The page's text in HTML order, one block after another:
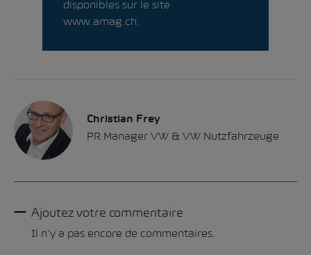
disponibles sur le site
www.amag.ch
Christian Frey
PR Manager VW & VW Nutzfahrzeuge
Ajoutez votre commentaire
Il n'y a pas encore de commentaires.